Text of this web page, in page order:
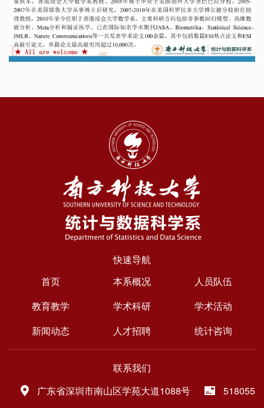
快速导航
首页
本系概况
人员队伍
教育教学
学术科研
学术活动
新闻动态
人才招聘 统计咨询
联系我们
广东省深圳市南山区学苑大道1088号
518055